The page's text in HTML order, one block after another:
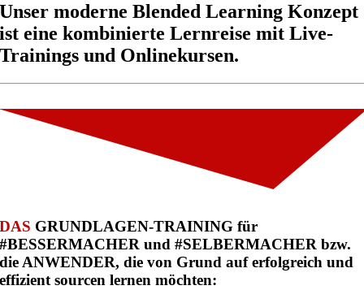
Unser moderne Blended Learning Konzept
ist eine kombinierte Lernreise mit Live-
Trainings und Onlinekursen.
DAS GRUNDLAGEN-TRAINING für
#BESSERMACHER und #SELBERMACHER bzw.
die ANWENDER, die von Grund auf erfolgreich und
effizient sourcen lernen möchten: